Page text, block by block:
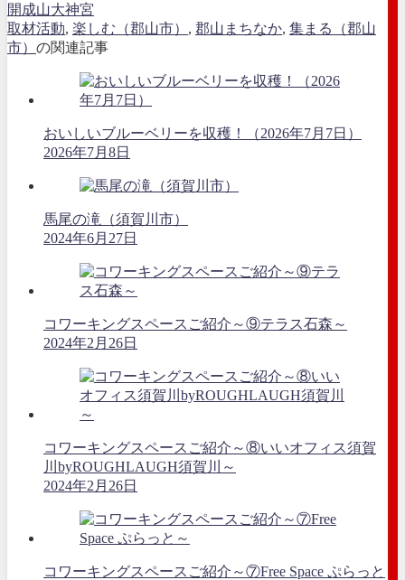
開成山大神宮
取材活動, 楽しむ（郡山市） , 郡山まちなか, 集まる（郡山
市） の関連記事
おいしいブルーベリーを収穫！（2026年7月7日）
2026年7月8日
馬尾の滝（須賀川市）
2024年6月27日
コワーキングスペースご紹介～⑨テラス石森～
2024年2月26日
コワーキングスペースご紹介～⑧いいオフィス須賀
川byROUGHLAUGH須賀川～
2024年2月26日
コワーキングスペースご紹介～⑦Free Space ぷらっと